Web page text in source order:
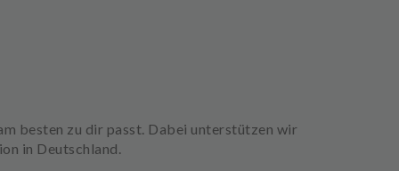
besten zu dir passt. Dabei unterstützen wir
in Deutschland.